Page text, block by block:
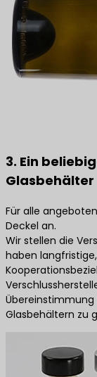
3. Ein
Glasbehälter
Für alle
Deckel an.
Wir stellen die
haben
Übereinstimmung
Glasbehältern zu